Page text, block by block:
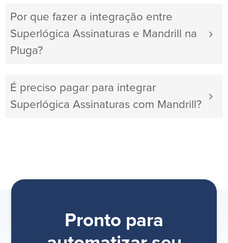
Por que fazer a integração entre
Superlógica Assinaturas e Mandrill na
Pluga?
É preciso pagar para integrar
Superlógica Assinaturas com Mandrill?
Pronto para